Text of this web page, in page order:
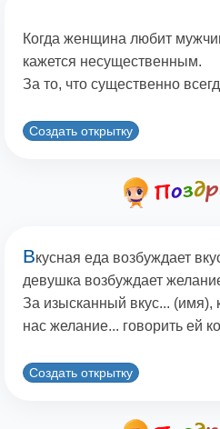
Когда женщина любит
кажется несущественным.
За то, что существенно
Создать открытку
Вкусная еда возбуждает
девушка возбуждает
За изысканный вкус... (имя),
нас желание... говорить ей
Создать открытку